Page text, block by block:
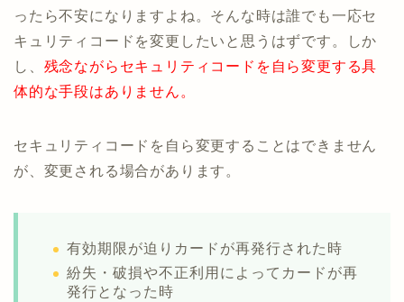
ったら不安になりますよね。そんな時は誰でも一応セ
キュリティコードを変更したいと思うはずです。しか
し、 残念ながらセキュリティコードを自ら変更する具
体的な手段はありません。
セキュリティコードを自ら変更することはできません
が、変更される場合があります。
有効期限が迫りカードが再発行された時
紛失・破損や不正利用によってカードが再
発行となった時